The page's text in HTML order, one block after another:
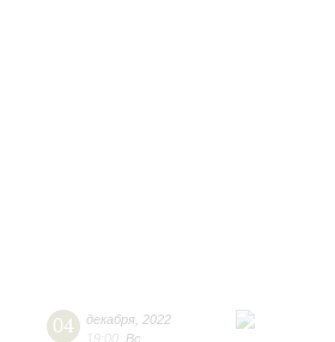
04 декабря 2022
19:00 Вс